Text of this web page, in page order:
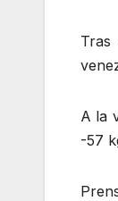
A la
-57